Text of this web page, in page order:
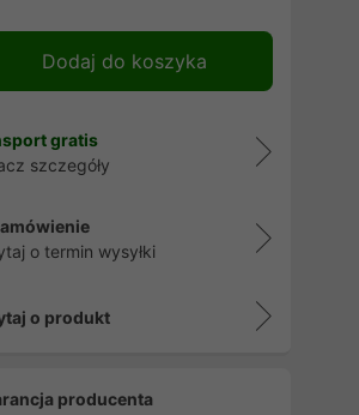
Dodaj do koszyka
gratis
szczegóły
o termin wysyłki
o produkt
producenta